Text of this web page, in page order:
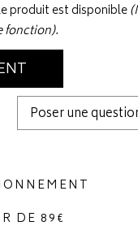
produit est disponible
fonction).
Poser une
DE 89€